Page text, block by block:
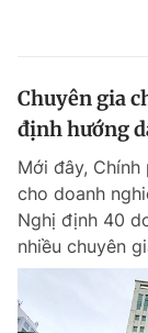
Chuyên gia
định hướng
Mới đây,
cho doanh
Nghị định 40
nhiều chuyên